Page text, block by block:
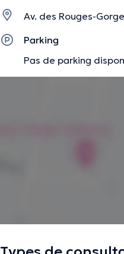
Av. des Rouges-
Parking
Pas de parking